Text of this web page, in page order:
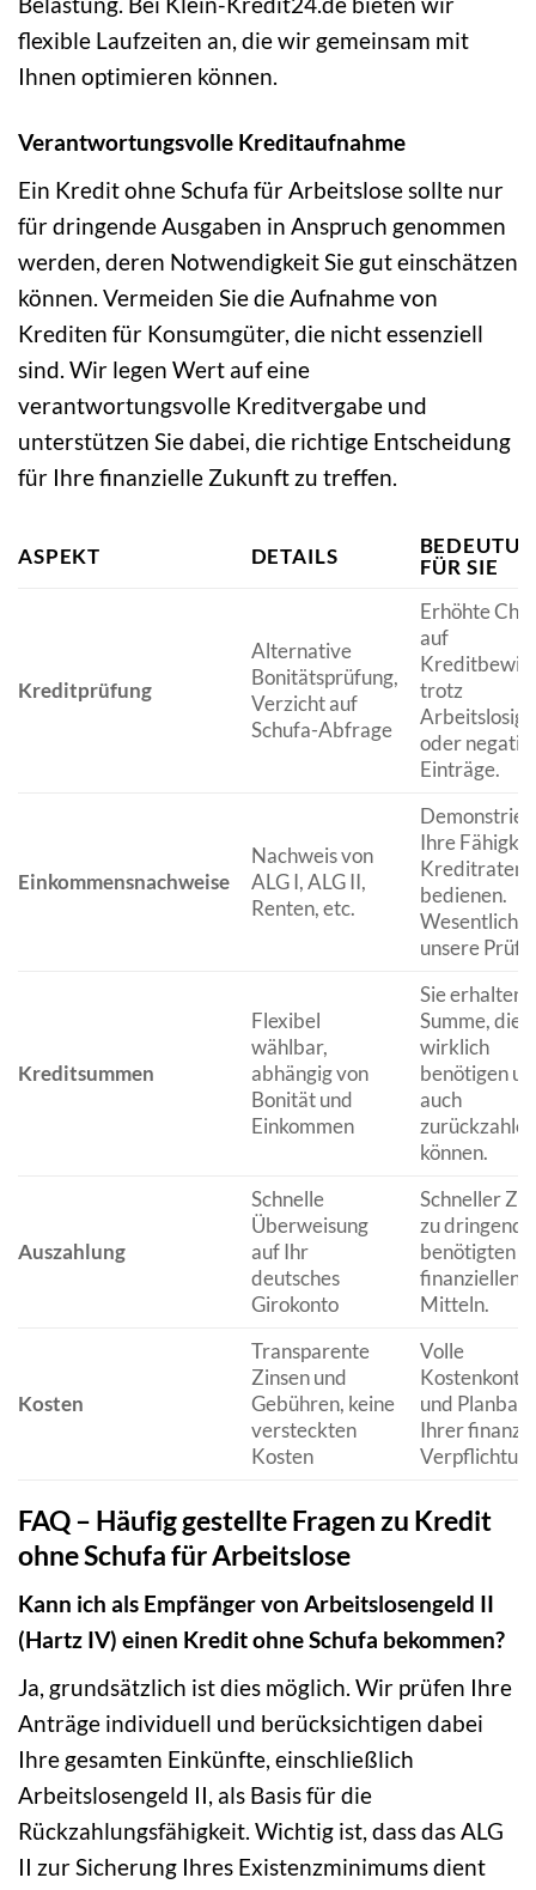
flexible Laufzeiten an, die wir gemeinsam mit
Ihnen optimieren können.
Verantwortungsvolle Kreditaufnahme
Ein Kredit ohne Schufa für Arbeitslose sollte nur
für dringende Ausgaben in Anspruch genommen
werden, deren Notwendigkeit Sie gut einschätzen
können. Vermeiden Sie die Aufnahme von
Krediten für Konsumgüter, die nicht essenziell
sind. Wir legen Wert auf eine
verantwortungsvolle Kreditvergabe und
unterstützen Sie dabei, die richtige Entscheidung
für Ihre finanzielle Zukunft zu treffen.
ASPEKT DETAILS
FÜR SIE
Kreditprüfung
Alternative
Bonitätsprüfung,
Verzicht auf
Schufa-Abfrage
Erhöhte
auf
trotz
oder
Einträge.
Einkommensnachweise
Nachweis von
ALG I, ALG II,
Renten, etc.
Ihre
Kreditraten
bedienen.
Wesentlich
unsere
Kreditsummen
Flexibel
wählbar,
abhängig von
Bonität und
Einkommen
Sie erhalten
Summe, die
wirklich
benötigen
auch
zurückzahlen
können.
Auszahlung
Schnelle
Überweisung
auf Ihr
deutsches
Girokonto
Schneller
zu dringend
benötigten
finanziellen
Mitteln.
Kosten
Transparente
Zinsen und
Gebühren, keine
versteckten
Kosten
Volle
und
Ihrer
FAQ – Häufig gestellte Fragen zu Kredit
ohne Schufa für Arbeitslose
Kann ich als Empfänger von Arbeitslosengeld II
(Hartz IV) einen Kredit ohne Schufa bekommen?
Ja, grundsätzlich ist dies möglich. Wir prüfen Ihre
Anträge individuell und berücksichtigen dabei
Ihre gesamten Einkünfte, einschließlich
Arbeitslosengeld II, als Basis für die
Rückzahlungsfähigkeit. Wichtig ist, dass das ALG
II zur Sicherung Ihres Existenzminimums dient